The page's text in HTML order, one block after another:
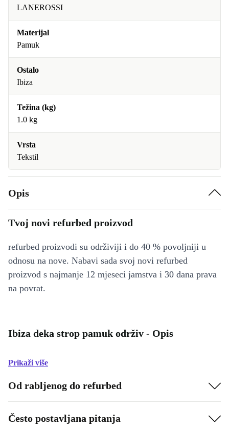
LANEROSSI
Materijal
Pamuk
Ostalo
Ibiza
Težina (kg)
1.0 kg
Vrsta
Tekstil
Opis
Tvoj novi refurbed proizvod
refurbed proizvodi su održiviji i do 40 % povoljniji u
odnosu na nove. Nabavi sada svoj novi refurbed
proizvod s najmanje 12 mjeseci jamstva i 30 dana prava
na povrat.
Ibiza deka strop pamuk održiv - Opis
Prikaži više
Od rabljenog do refurbed
Često postavljana pitanja